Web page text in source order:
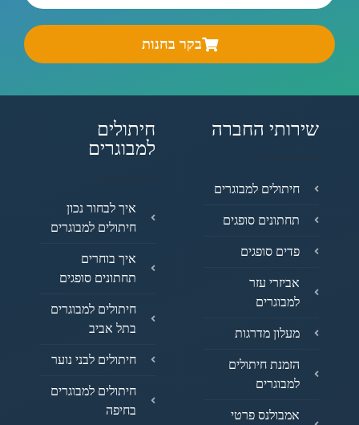
בקר בחנות
שירותי החברה
חיתולים למבוגרים
תחתונים סופגים
פדים סופגים
אביזרי עזר
למבוגרים
מעלון מדרגות
הזמנת חיתולים
למבוגרים
אמבולנס פרטי
חיתולים
למבוגרים
איך לבחור נכון
חיתולים למבוגרים
איך בוחרים
תחתונים סופגים
חיתולים למבוגרים
בתל אביב
חיתולים לבני נוער
חיתולים למבוגרים
בחיפה